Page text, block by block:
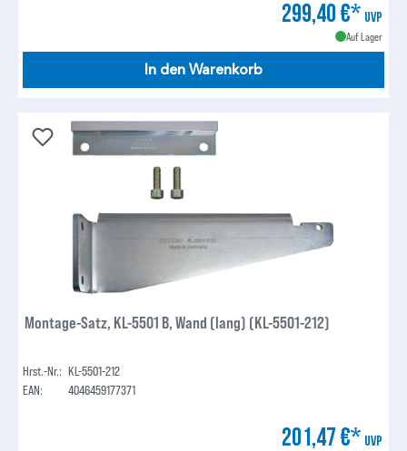
299,40 €* UVP
Auf Lager
In den Warenkorb
Montage-Satz, KL-5501 B, Wand (lang) (KL-5501-212)
Hrst.-Nr.: KL-5501-212
EAN:
4046459177371
201,47 €* UVP